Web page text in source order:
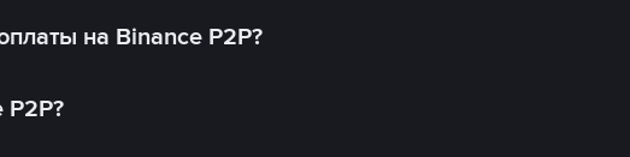
на Binance P2P?
P2P?